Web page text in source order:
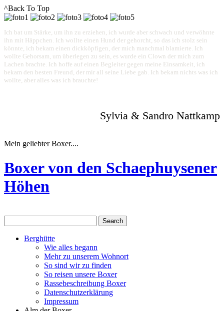
^Back To Top
Ich bat um Stärke, um ihn zu erziehen, ich wurde aber schwach und verwöhnte
ihn mit Häppchen. Ich wollte einen Hund der gehorcht, so das ich stolz sein
könnte, ich bekam einen dickköpfigen, der mich manchmal blamierte. Ich
wollte Gehorsam, um überlegen zu sein, es wurde ein Clown der mich zum
Lachen brachte. Ich hoffe auf einen Begleiter gegen meine Einsamkeit, ich
bekam den besten Freund, der mir all seine Liebe gab. Ich bekam nichts was ich
wollte, aber alles was ich brauchte!
Sylvia & Sandro Nattkamp
Mein geliebter Boxer....
Boxer von den Schaephuysener
Höhen
Berghütte
Wie alles begann
Mehr zu unserem Wohnort
So sind wir zu finden
So reisen unsere Boxer
Rassebeschreibung Boxer
Datenschutzerklärung
Impressum